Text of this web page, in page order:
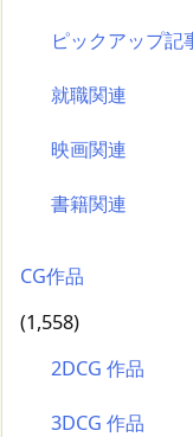
ピックアップ記
就職関連
映画関連
書籍関連
CG作品
(1,558)
2DCG 作品
3DCG 作品